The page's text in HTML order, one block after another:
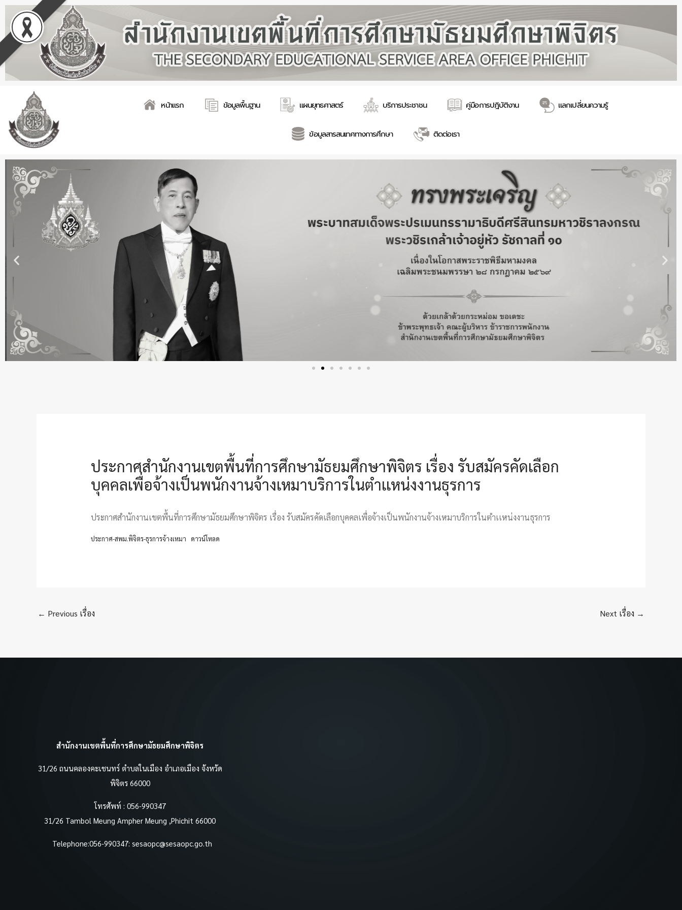
Skip
content
หน้าแรก ข้อมูลพื้นฐาน แผนยุทธศาสตร์ บริการประชาชน คู่มือการปฎิบัติงาน แลกเปลี่ยนความรู้
ข้อมูลสารสนเทศทางการศึกษา ติดต่อเรา
ประกาศสำนักงานเขตพื้นที่การศึกษามัธยมศึกษาพิจิตร เรื่อง รับสมัครคัดเลือก
บุคคลเพื่อจ้างเป็นพนักงานจ้างเหมาบริการในตำเเหน่งงานธุรการ
ประกาศสำนักงานเขตพื้นที่การศึกษามัธยมศึกษาพิจิตร เรื่อง รับสมัครคัดเลือกบุคคลเพื่อจ้างเป็นพนักงานจ้างเหมาบริการในตำเเหน่งงานธุรการ
ประกาศ-สพม.พิจิตร-ธุรการจ้างเหมา ดาวน์โหลด
Post
navigation
← Previous เรื่อง Next เรื่อง →
สำนักงานเขตพื้นที่การศึกษามัธยมศึกษาพิจิตร
31/26 ถนนคลองคะเชนทร์ ตำบลในเมือง อำเภอเมือง จังหวัด
พิจิตร 66000
โทรศัพท์ : 056-990347
31/26 Tambol Meung Ampher Meung ,Phichit 66000
Telephone:056-990347: sesaopc@sesaopc.go.th